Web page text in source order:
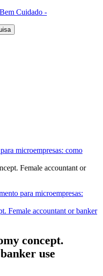
Cuidado -
microempresas: como
Female accountant or
para microempresas:
concept.
use